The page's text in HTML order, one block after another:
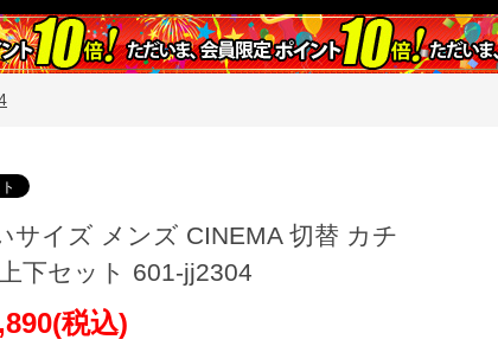
サイズ メンズ CINEMA 切替 カチ
下セット 601-jj2304
税込)